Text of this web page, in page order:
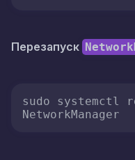
Перезапуск
sudo systemctl
NetworkManager